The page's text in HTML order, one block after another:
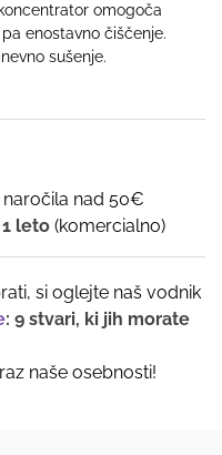
omogoča
enostavno čiščenje.
sušenje.
naročila nad 50€
1 leto (komercialno)
si oglejte naš vodnik
: 9 stvari, ki jih morate
naše osebnosti!